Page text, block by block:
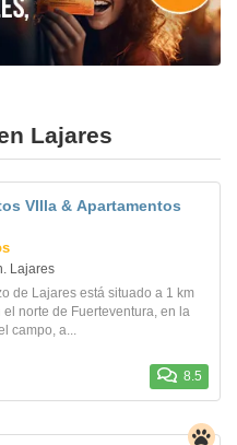
Lajares
VIlla & Apartamentos
Lajares
de Lajares está situado a 1 km
norte de Fuerteventura, en la
campo, a...
8.5